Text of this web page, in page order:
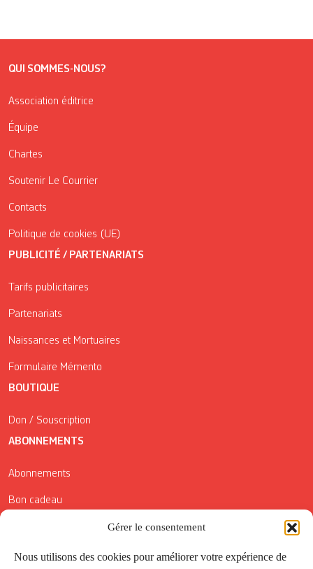
Gérer le consentement
Nous utilisons des cookies pour améliorer votre expérience de
QUI SOMMES-NOUS?
Association éditrice
Équipe
Chartes
Soutenir Le Courrier
Contacts
Politique de cookies (UE)
PUBLICITÉ / PARTENARIATS
Tarifs publicitaires
Partenariats
Naissances et Mortuaires
Formulaire Mémento
BOUTIQUE
Don / Souscription
ABONNEMENTS
Abonnements
Bon cadeau
Conditions générales de vente
Réductions de la Carte Côté Courrier